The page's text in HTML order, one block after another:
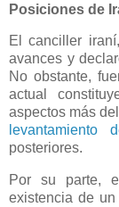
Posiciones de
El canciller
avances y
No obstante,
actual
aspectos más
levantamiento
posteriores.
Por su parte,
existencia de un